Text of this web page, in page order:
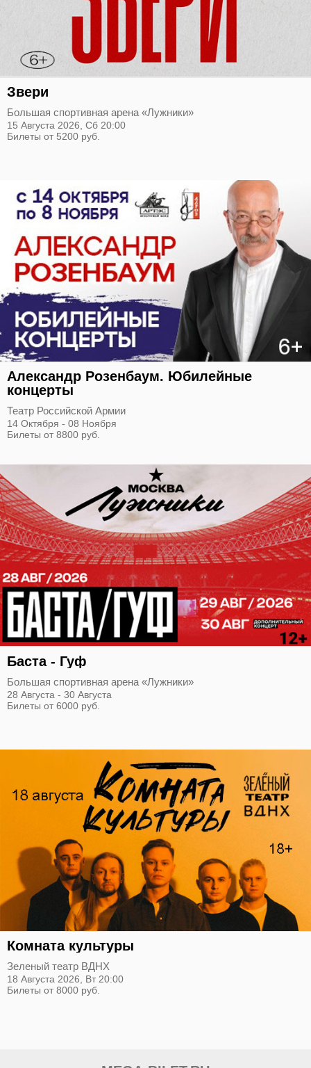
Звери
Большая спортивная арена «Лужники»
15 Августа 2026, Сб 20:00
Билеты от 5200 руб.
Александр Розенбаум. Юбилейные
концерты
Театр Российской Армии
14 Октября - 08 Ноября
Билеты от 8800 руб.
Баста - Гуф
Большая спортивная арена «Лужники»
28 Августа - 30 Августа
Билеты от 6000 руб.
Комната культуры
Зеленый театр ВДНХ
18 Августа 2026, Вт 20:00
Билеты от 8000 руб.